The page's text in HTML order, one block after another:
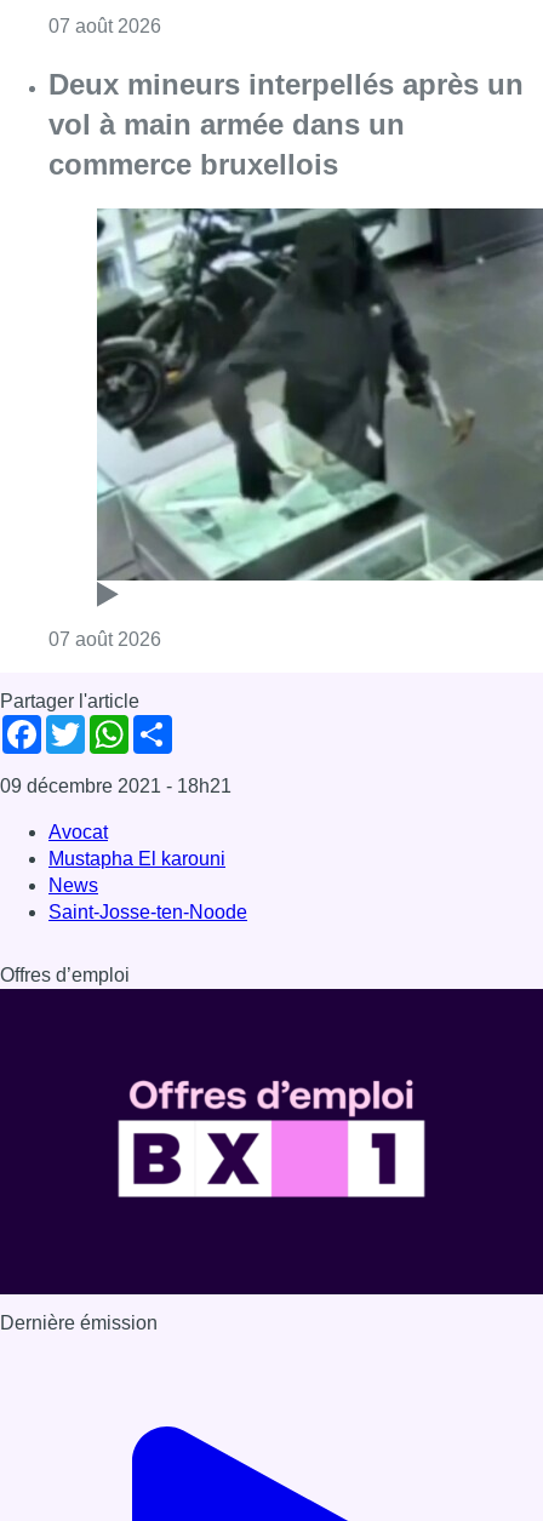
07 août 2026
Deux mineurs interpellés après un
vol à main armée dans un
commerce bruxellois
07 août 2026
Partager l'article
Facebook
TwitterWhatsApp
09 décembre 2021 - 18h21
Avocat
Mustapha El karouni
News
Saint-Josse-ten-Noode
Offres d’emploi
Dernière émission